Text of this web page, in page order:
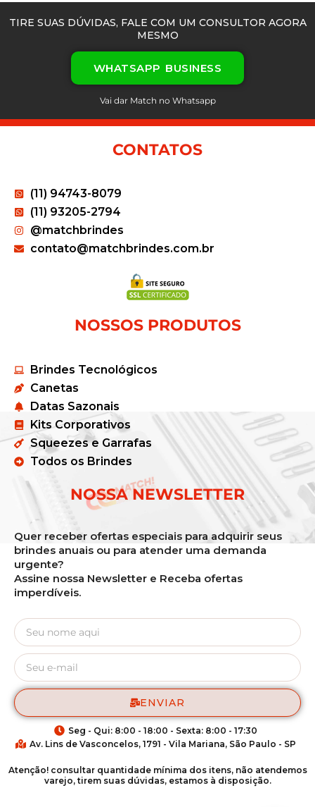
TIRE SUAS DÚVIDAS, FALE COM UM CONSULTOR AGORA
MESMO
WHATSAPP BUSINESS
Vai dar Match no Whatsapp
CONTATOS
(11) 94743-8079
(11) 93205-2794
@matchbrindes
contato@matchbrindes.com.br
NOSSOS PRODUTOS
Brindes Tecnológicos
Canetas
Datas Sazonais
Kits Corporativos
Squeezes e Garrafas
Todos os Brindes
NOSSA NEWSLETTER
Quer receber ofertas especiais para adquirir seus
brindes anuais ou para atender uma demanda
urgente?
Assine nossa Newsletter e Receba ofertas
imperdíveis.
ENVIAR
Seg - Qui: 8:00 - 18:00 - Sexta: 8:00 - 17:30
Av. Lins de Vasconcelos, 1791 - Vila Mariana, São Paulo - SP
Atenção! consultar quantidade mínima dos itens, não atendemos
varejo, tirem suas dúvidas, estamos à disposição.